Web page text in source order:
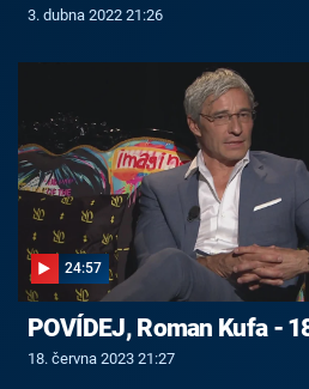
3. dubna 2022 21:26
24:57
POVÍDEJ, Roman Kufa -
18. června 2023 21:27